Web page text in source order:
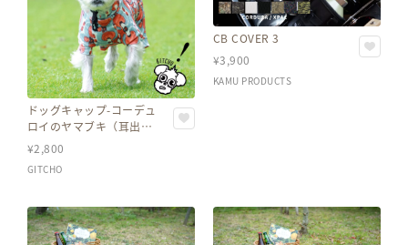
ドッグキャップ-コーデュ
ロイのヤマブキ（耳出
し）犬用帽子
¥2,800
GITCHO
CB COVER 3
¥3,900
KAMU PRODUCTS